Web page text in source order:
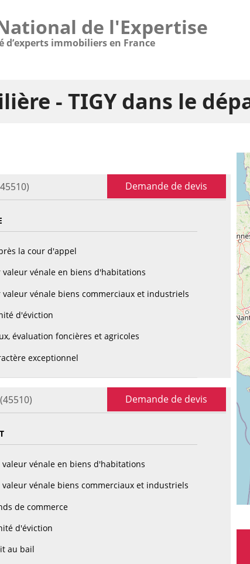
de l'Expertise
d’experts immobiliers en France
- TIGY dans le
Demande de devis
la cour d'appel
vénale en biens d'habitations
vénale biens commerciaux et industriels
d'éviction
évaluation foncières et agricoles
exceptionnel
Demande de devis
vénale en biens d'habitations
vénale biens commerciaux et industriels
de commerce
d'éviction
au bail